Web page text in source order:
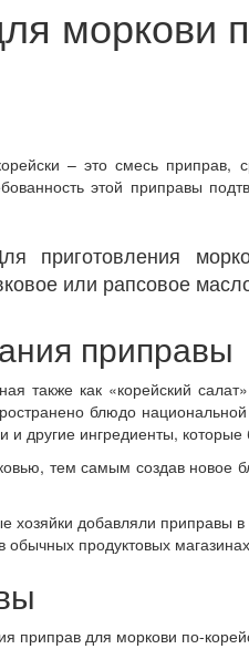
моркови
– это смесь приправ,
этой приправы
приготовления
или рапсовое
приправы
также как «корейский
блюдо
и другие ингредиенты,
тем самым создав новое
хозяйки добавляли приправы
обычных продуктовых
приправ для моркови по-